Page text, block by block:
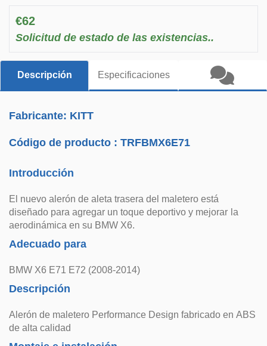
€62
Solicitud de estado de las existencias..
Descripción Especificaciones
Fabricante: KITT
Código de producto :TRFBMX6E71
Introducción
El nuevo alerón de aleta trasera del maletero está
diseñado para agregar un toque deportivo y mejorar la
aerodinámica en su BMW X6.
Adecuado para
BMW X6 E71 E72 (2008-2014)
Descripción
Alerón de maletero Performance Design fabricado en ABS
de alta calidad